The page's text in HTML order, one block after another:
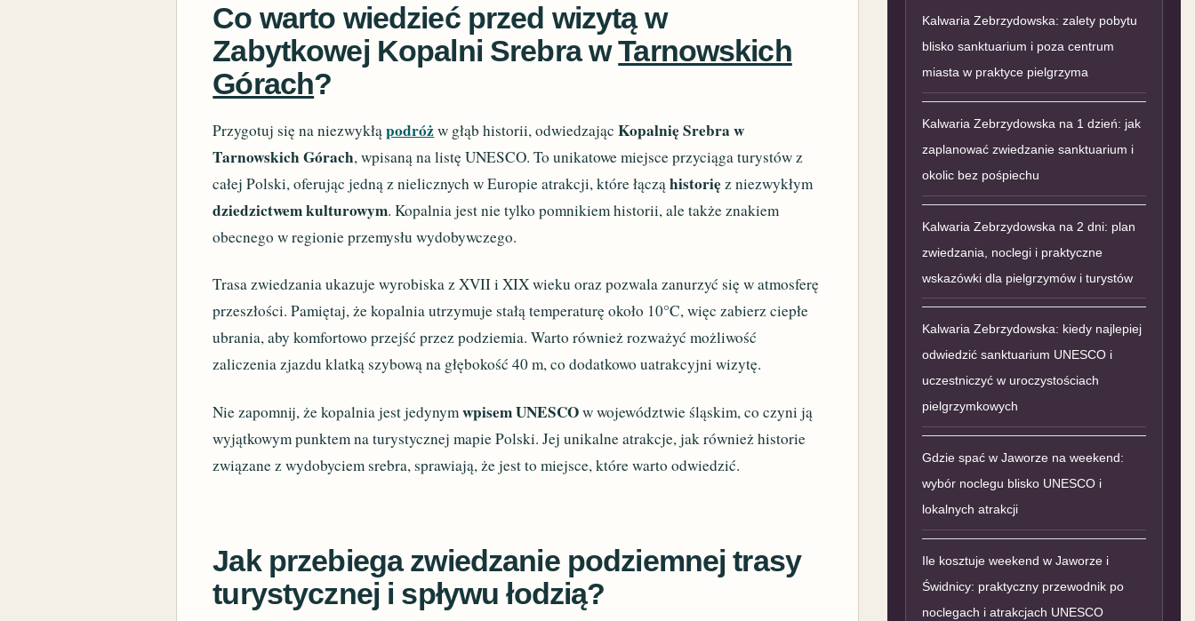
Co warto wiedzieć przed wizytą w
Zabytkowej Kopalni Srebra wTarnowskich
Górach?
Przygotuj się na niezwykłąpodróżw głąb historii, odwiedzającKopalnię Srebra w
Tarnowskich Górach, wpisaną na listę UNESCO. To unikatowe miejsce przyciąga turystów z
całej Polski, oferując jedną z nielicznych w Europie atrakcji, które łącząhistorięz niezwykłym
dziedzictwem kulturowym. Kopalnia jest nie tylko pomnikiem historii, ale także znakiem
obecnego w regionie przemysłu wydobywczego.
Trasa zwiedzania ukazuje wyrobiska z XVII i XIX wieku oraz pozwala zanurzyć się w atmosferę
przeszłości. Pamiętaj, że kopalnia utrzymuje stałą temperaturę około 10°C, więc zabierz ciepłe
ubrania, aby komfortowo przejść przez podziemia. Warto również rozważyć możliwość
zaliczenia zjazdu klatką szybową na głębokość 40 m, co dodatkowo uatrakcyjni wizytę.
Nie zapomnij, że kopalnia jest jedynymwpisem UNESCOw województwie śląskim, co czyni ją
wyjątkowym punktem na turystycznej mapie Polski. Jej unikalne atrakcje, jak również historie
związane z wydobyciem srebra, sprawiają, że jest to miejsce, które warto odwiedzić.
Jak przebiega zwiedzanie podziemnej trasy
turystycznej i spływu łodzią?
Kalwaria Zebrzydowska: zalety pobytu
blisko sanktuarium i poza centrum
miasta w praktyce pielgrzyma
Kalwaria Zebrzydowska na 1 dzień: jak
zaplanować zwiedzanie sanktuarium i
okolic bez pośpiechu
Kalwaria Zebrzydowska na 2 dni: plan
zwiedzania, noclegi i praktyczne
wskazówki dla pielgrzymów i turystów
Kalwaria Zebrzydowska: kiedy najlepiej
odwiedzić sanktuarium UNESCO i
uczestniczyć w uroczystościach
pielgrzymkowych
Gdzie spać w Jaworze na weekend:
wybór noclegu blisko UNESCO i
lokalnych atrakcji
Ile kosztuje weekend w Jaworze i
Świdnicy: praktyczny przewodnik po
noclegach i atrakcjach UNESCO